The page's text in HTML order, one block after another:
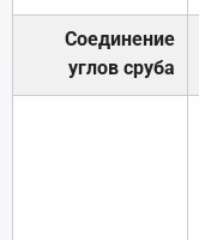
Соединение
углов сруба